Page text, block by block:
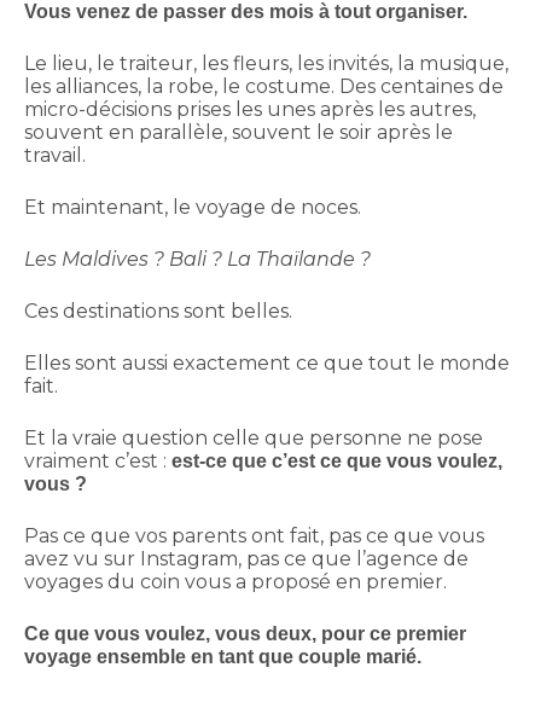
Vous venez de passer des mois à tout organiser.
Le lieu, le traiteur, les fleurs, les invités, la musique,
les alliances, la robe, le costume. Des centaines de
micro-décisions prises les unes après les autres,
souvent en parallèle, souvent le soir après le
travail.
Et maintenant, le voyage de noces.
Les Maldives ? Bali ? La Thaïlande ?
Ces destinations sont belles.
Elles sont aussi exactement ce que tout le monde
fait.
Et la vraie question celle que personne ne pose
vraiment c’est : est-ce que c’est ce que vous voulez,
vous ?
Pas ce que vos parents ont fait, pas ce que vous
avez vu sur Instagram, pas ce que l’agence de
voyages du coin vous a proposé en premier.
Ce que vous voulez, vous deux, pour ce premier
voyage ensemble en tant que couple marié.